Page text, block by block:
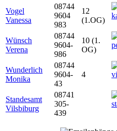
Vogel
Vanessa
08744
9604
983
12
(1.OG)
Wünsch
Verena
08744
9604-
986
10 (1.
OG)
Wunderlich
Monika
08744
9604-
43
4
Standesamt
Vilsbiburg
08741
305-
439